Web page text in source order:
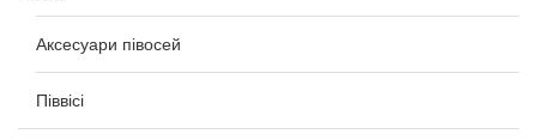
Аксесуари півосей
Піввісі